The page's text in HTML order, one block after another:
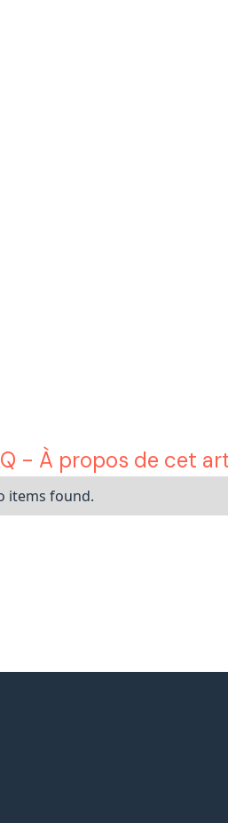
- À propos de cet
items found.